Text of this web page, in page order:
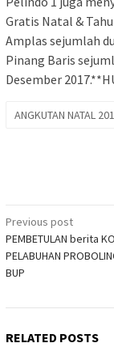
Gratis Natal &
Amplas sejumlah
Pinang Baris
Desember
ANGKUTAN NATAL
Post
navigation
Previous post
PEMBETULAN berita
PELABUHAN
BUP
RELATED POSTS